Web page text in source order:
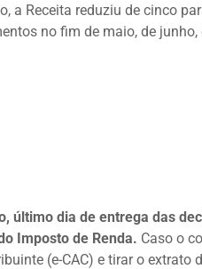
a Receita reduziu de cinco
no fim de maio, de junho,
último dia de entrega das
Imposto de Renda. Caso o
(e-CAC) e tirar o